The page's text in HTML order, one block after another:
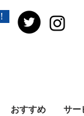
おすすめ サー